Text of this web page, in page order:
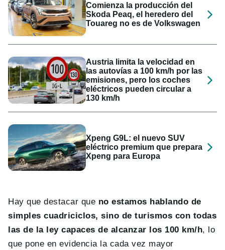
Comienza la producción del
Skoda Peaq, el heredero del
Touareg no es de Volkswagen
Austria limita la velocidad en
las autovías a 100 km/h por las
emisiones, pero los coches
eléctricos pueden circular a
130 km/h
Xpeng G9L: el nuevo SUV
eléctrico premium que prepara
Xpeng para Europa
Hay que destacar que no estamos hablando de
simples cuadriciclos, sino de turismos con todas
las de la ley capaces de alcanzar los 100 km/h, lo
que pone en evidencia la cada vez mayor